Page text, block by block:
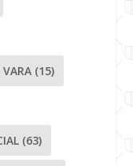
VARA (15)
(63)